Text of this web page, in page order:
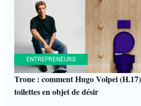
ENTREPRENEURS
Trone : comment Hugo Volpei
toilettes en objet de désir